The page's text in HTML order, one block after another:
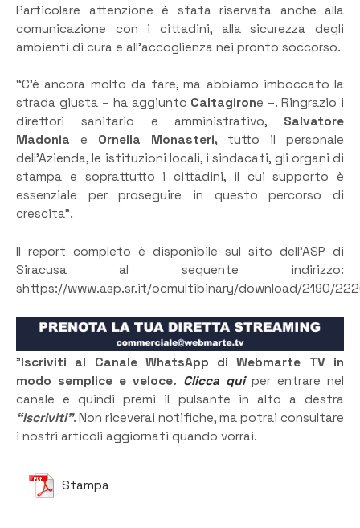
Particolare attenzione è stata riservata anche alla
comunicazione con i cittadini, alla sicurezza degli
ambienti di cura e all’accoglienza nei pronto soccorso.
“C’è ancora molto da fare, ma abbiamo imboccato la
strada giusta – ha aggiunto Caltagirone –. Ringrazio i
direttori sanitario e amministrativo, Salvatore
Madonia e Ornella Monasteri,tutto il personale
dell’Azienda, le istituzioni locali, i sindacati, gli organi di
stampa e soprattutto i cittadini, il cui supporto è
essenziale per proseguire in questo percorso di
crescita”.
Il report completo è disponibile sul sito dell’ASP di
Siracusa al seguente indirizzo:
shttps://www.asp.sr.it/ocmultibinary/download/2190/
”Iscriviti al Canale WhatsApp di Webmarte TV in
modo semplice e veloce. Clicca quiper entrare nel
canale e quindi premi il pulsante in alto a destra
“Iscriviti”. Non riceverai notifiche, ma potrai consultare
i nostri articoli aggiornati quando vorrai.
Stampa